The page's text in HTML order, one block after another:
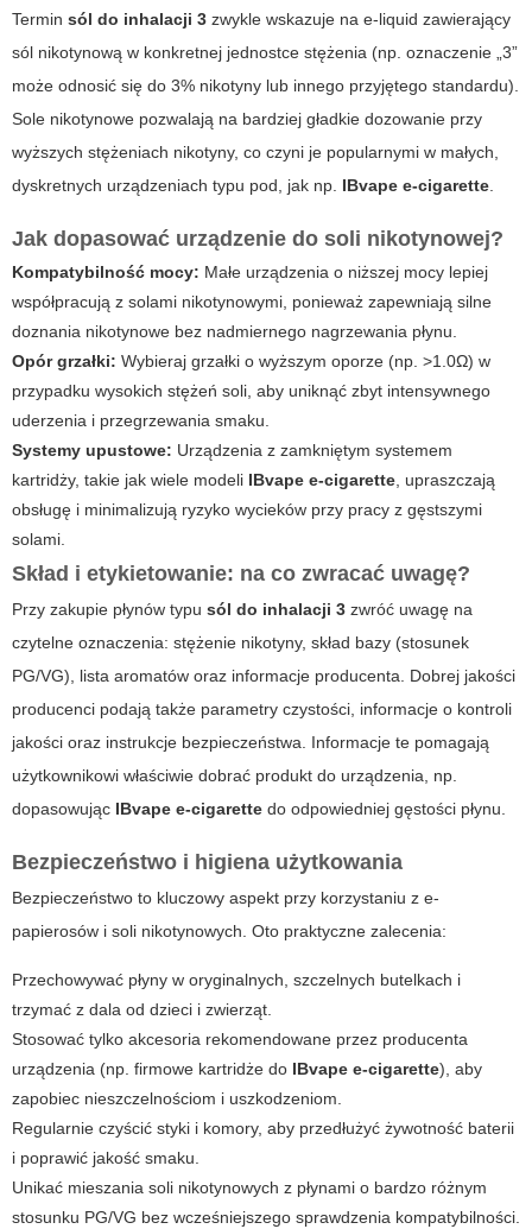
Termin sól do inhalacji 3 zwykle wskazuje na e-liquid zawierający
sól nikotynową w konkretnej jednostce stężenia (np. oznaczenie „3”
może odnosić się do 3% nikotyny lub innego przyjętego standardu).
Sole nikotynowe pozwalają na bardziej gładkie dozowanie przy
wyższych stężeniach nikotyny, co czyni je popularnymi w małych,
dyskretnych urządzeniach typu pod, jak np. IBvape e-cigarette.
Jak dopasować urządzenie do soli nikotynowej?
Kompatybilność mocy: Małe urządzenia o niższej mocy lepiej
współpracują z solami nikotynowymi, ponieważ zapewniają silne
doznania nikotynowe bez nadmiernego nagrzewania płynu.
Opór grzałki: Wybieraj grzałki o wyższym oporze (np. >1.0Ω) w
przypadku wysokich stężeń soli, aby uniknąć zbyt intensywnego
uderzenia i przegrzewania smaku.
Systemy upustowe: Urządzenia z zamkniętym systemem
kartridży, takie jak wiele modeli IBvape e-cigarette, upraszczają
obsługę i minimalizują ryzyko wycieków przy pracy z gęstszymi
solami.
Skład i etykietowanie: na co zwracać uwagę?
Przy zakupie płynów typu sól do inhalacji 3 zwróć uwagę na
czytelne oznaczenia: stężenie nikotyny, skład bazy (stosunek
PG/VG), lista aromatów oraz informacje producenta. Dobrej jakości
producenci podają także parametry czystości, informacje o kontroli
jakości oraz instrukcje bezpieczeństwa. Informacje te pomagają
użytkownikowi właściwie dobrać produkt do urządzenia, np.
dopasowując IBvape e-cigarette do odpowiedniej gęstości płynu.
Bezpieczeństwo i higiena użytkowania
Bezpieczeństwo to kluczowy aspekt przy korzystaniu z e-
papierosów i soli nikotynowych. Oto praktyczne zalecenia:
Przechowywać płyny w oryginalnych, szczelnych butelkach i
trzymać z dala od dzieci i zwierząt.
Stosować tylko akcesoria rekomendowane przez producenta
urządzenia (np. firmowe kartridże do IBvape e-cigarette), aby
zapobiec nieszczelnościom i uszkodzeniom.
Regularnie czyścić styki i komory, aby przedłużyć żywotność baterii
i poprawić jakość smaku.
Unikać mieszania soli nikotynowych z płynami o bardzo różnym
stosunku PG/VG bez wcześniejszego sprawdzenia kompatybilności.